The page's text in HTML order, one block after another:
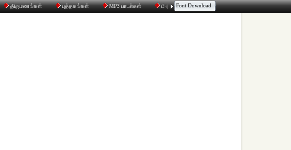
திருமணங்கள் புத்தகங்கள் MP3 பாடல்கள் மின்னஞ்சல் திரட்டி உரையாடல்
Font Download